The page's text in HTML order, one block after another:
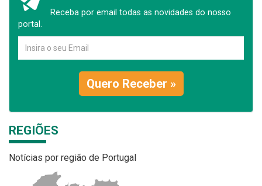
Receba por email todas as novidades do nosso
portal.
Quero Receber »
REGIÕES
Notícias por região de Portugal